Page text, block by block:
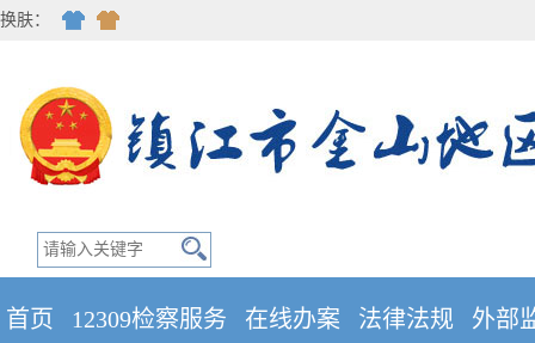
换肤：
首页 12309检察服务 在线办案 法律法规 外部